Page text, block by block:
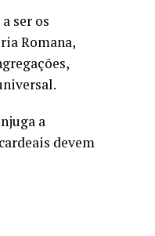
ser os
Romana,
a
devem